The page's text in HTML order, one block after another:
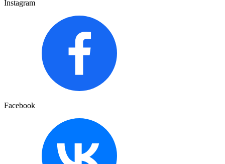
Instagram
Facebook